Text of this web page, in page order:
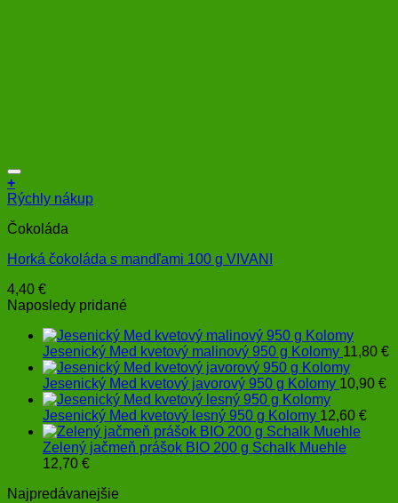
+
Rýchly nákup
Čokoláda
Horká čokoláda s mandľami 100 g VIVANI
4,40 €
Naposledy pridané
Jesenický Med kvetový malinový 950 g Kolomy 11,80 €
Jesenický Med kvetový javorový 950 g Kolomy 10,90 €
Jesenický Med kvetový lesný 950 g Kolomy 12,60 €
Zelený jačmeň prášok BIO 200 g Schalk Muehle
12,70 €
Najpredávanejšie